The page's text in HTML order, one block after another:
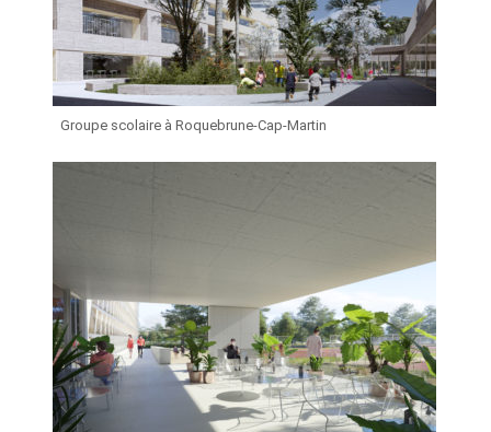
Groupe scolaire à Roquebrune-Cap-Martin